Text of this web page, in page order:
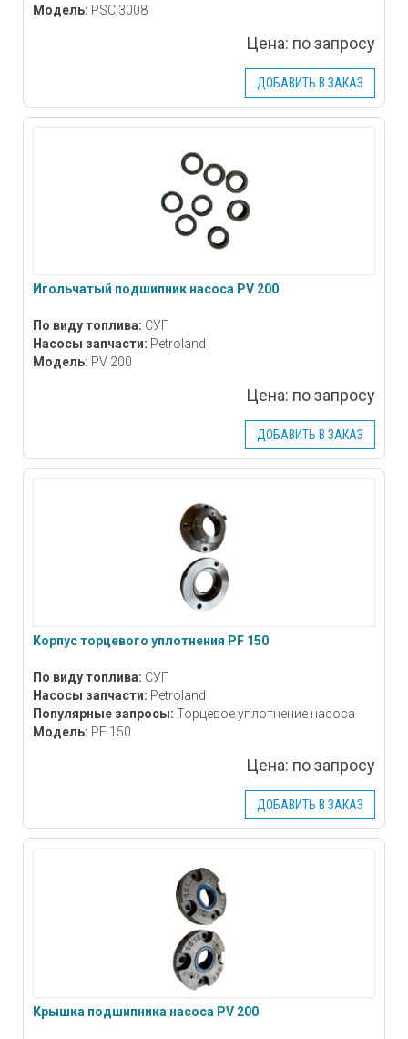
Модель: PSC 3008
Цена: по запросу
ДОБАВИТЬ В ЗАКАЗ
Игольчатый подшипник насоса PV 200
По виду топлива: СУГ
Насосы запчасти: Petroland
Модель: PV 200
Цена: по запросу
ДОБАВИТЬ В ЗАКАЗ
Корпус торцевого уплотнения PF 150
По виду топлива: СУГ
Насосы запчасти: Petroland
Популярные запросы: Торцевое уплотнение насоса
Модель: PF 150
Цена: по запросу
ДОБАВИТЬ В ЗАКАЗ
Крышка подшипника насоса PV 200